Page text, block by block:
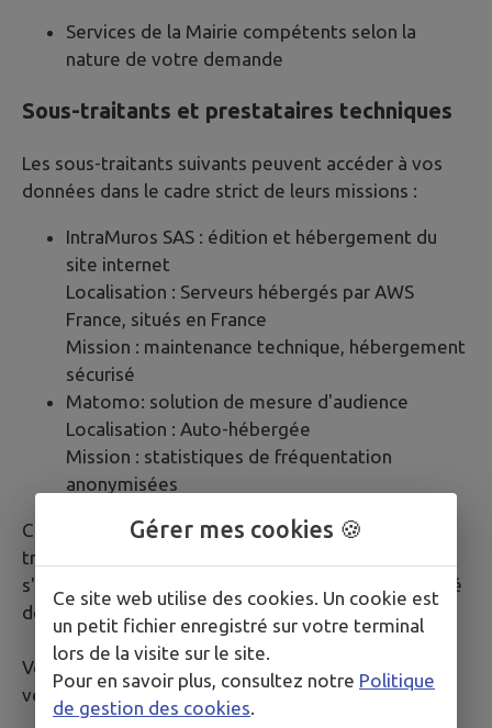
Services de la Mairie compétents selon la
nature de votre demande
Sous-traitants et prestataires techniques
Les sous-traitants suivants peuvent accéder à vos
données dans le cadre strict de leurs missions :
IntraMuros SAS : édition et hébergement du
site internet
Localisation : Serveurs hébergés par AWS
France, situés en France
Mission : maintenance technique, hébergement
sécurisé
Matomo: solution de mesure d'audience
Localisation : Auto-hébergée
Mission : statistiques de fréquentation
anonymisées
Ces prestataires sont liés par des contrats de sous-
traitance conformes à l'article 28 du RGPD et
s'engagent à garantir la sécurité et la confidentialité
de vos données.
Vos données ne font l'objet d'aucune cession ou
vente à des fins commerciales.
Gérer mes cookies 🍪
Ce site web utilise des cookies. Un cookie est
un petit fichier enregistré sur votre terminal
lors de la visite sur le site.
Pour en savoir plus, consultez notre Politique
de gestion des cookies.